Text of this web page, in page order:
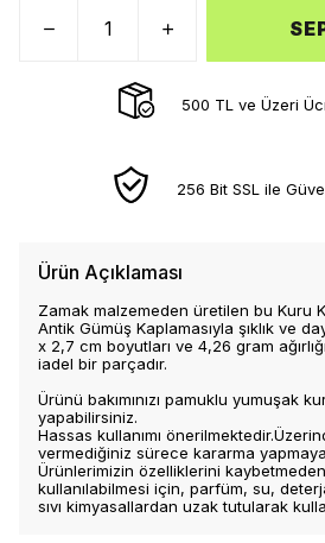
500 TL ve Üzeri
256 Bit SSL ile
Ürün Açıklaması
Zamak malzemeden üretilen bu Kuru
Antik Gümüş Kaplamasıyla şıklık ve
x 2,7 cm boyutları ve 4,26 gram
iadel bir parçadır.
Ürünü bakımınızı pamuklu yumuşak
yapabilirsiniz.
Hassas kullanımı
vermediğiniz sürece kararma
Ürünlerimizin özelliklerini
kullanılabilmesi için, parfüm, su,
sıvı kimyasallardan uzak tutularak